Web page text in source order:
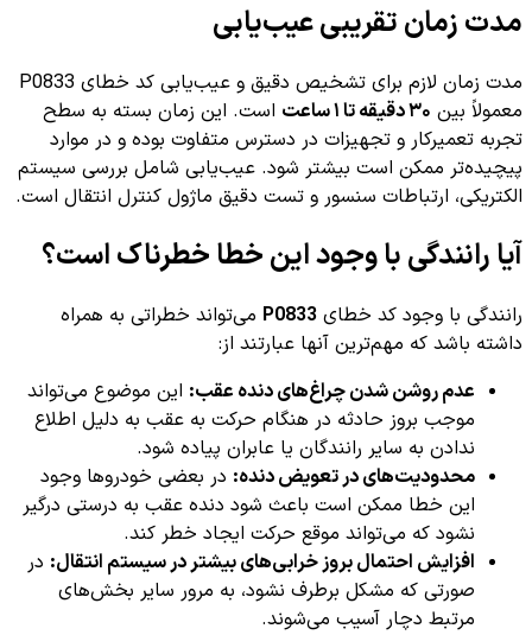
مدت زمان تقریبی عیب‌یابی
مدت زمان لازم برای تشخیص دقیق و عیب‌یابی کد خطای P0833
معمولاً بین ۳۰ دقیقه تا ۱ ساعت
است. این زمان بسته به سطح
تجربه تعمیرکار و تجهیزات در دسترس متفاوت بوده و در موارد
پیچیده‌تر ممکن است بیشتر شود. عیب‌یابی شامل بررسی سیستم
الکتریکی، ارتباطات سنسور و تست دقیق ماژول کنترل انتقال است.
آیا رانندگی با وجود این خطا خطرناک است؟
رانندگی با وجود کد خطای P0833 می‌تواند خطراتی به همراه
داشته باشد که مهم‌ترین آنها عبارتند از:
عدم روشن شدن چراغ‌های دنده عقب: این موضوع می‌تواند
موجب بروز حادثه در هنگام حرکت به عقب به دلیل اطلاع
ندادن به سایر رانندگان یا عابران پیاده شود.
محدودیت‌های در تعویض دنده: در بعضی خودروها وجود
این خطا ممکن است باعث شود دنده عقب به درستی درگیر
نشود که می‌تواند موقع حرکت ایجاد خطر کند.
افزایش احتمال بروز خرابی‌های بیشتر در سیستم انتقال: در
صورتی که مشکل برطرف نشود، به مرور سایر بخش‌های
مرتبط دچار آسیب می‌شوند.